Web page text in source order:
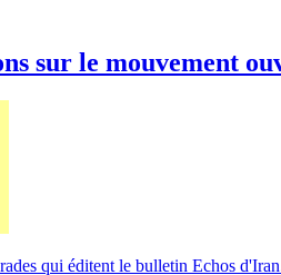
sur le mouvement
qui éditent le bulletin Echos